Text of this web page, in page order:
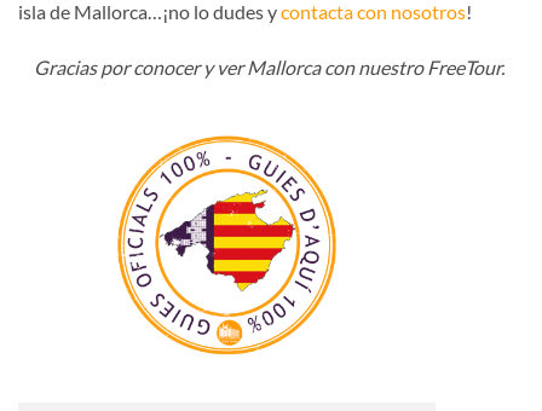
isla de Mallorca…¡no lo dudes ycontacta con nosotros!
Gracias por conocer y ver Mallorca con nuestro FreeTour.